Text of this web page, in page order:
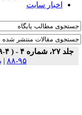
اخبار سایت
جلد ۲۷، شماره ۴ - ( ۴-۱۳۹۹ )
۹۵-۸۸
|